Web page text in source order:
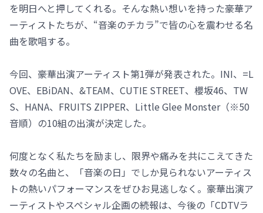
を明日へと押してくれる。そんな熱い想いを持った豪華ア
ーティストたちが、“音楽のチカラ”で皆の心を震わせる名
曲を歌唱する。
今回、豪華出演アーティスト第1弾が発表された。INI、=L
OVE、EBiDAN、&TEAM、CUTIE STREET、櫻坂46、TW
S、HANA、FRUITS ZIPPER、Little Glee Monster（※50
音順）の10組の出演が決定した。
何度となく私たちを励まし、限界や痛みを共にこえてきた
数々の名曲と、「音楽の日」でしか見られないアーティス
トの熱いパフォーマンスをぜひお見逃しなく。豪華出演ア
ーティストやスペシャル企画の続報は、今後の「CDTVラ